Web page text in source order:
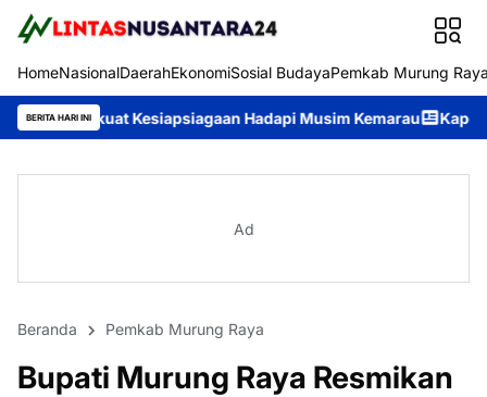
HomeNasionalDaerahEkonomiSosial BudayaPemkab Murung
BERITA HARI INI
Kesiapsiagaan Hadapi Musim Kemarau Kapolres Murung
Ad
Beranda Pemkab Murung Raya
Bupati Murung Raya Resmikan